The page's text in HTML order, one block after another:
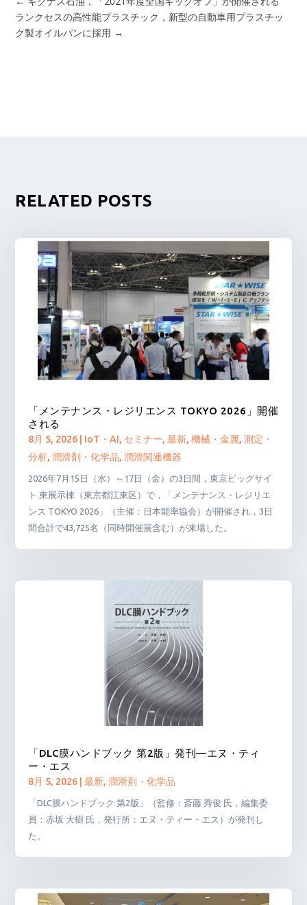
ランクセスの高性能プラスチック，新型の自動車用プラスチッ
ク製オイルパンに採用 →
RELATED POSTS
「メンテナンス・レジリエンス TOKYO 2026」開催
される
8月 5, 2026 IoT・AI, セミナー,最新,機械・金属,測定・
分析,潤滑剤・化学品,潤滑関連機器
2026年7月15日（水）～17日（金）の3日間，東京ビッグサイ
ト 東展示棟（東京都江東区）で，「メンテナンス・レジリエ
ンス TOKYO 2026」（主催：日本能率協会）が開催され，3日
間合計で43,725名（同時開催展含む）が来場した。
「DLC膜ハンドブック 第2版」発刊―エヌ・ティ
ー・エス
8月 5, 2026 |最新,潤滑剤・化学品
「DLC膜ハンドブック 第2版」（監修：斎藤 秀俊 氏，編集委
員：赤坂 大樹 氏，発行所：エヌ・ティー・エス）が発刊し
た。